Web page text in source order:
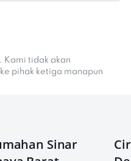
Kami tidak akan
pihak ketiga manapun
Sinar